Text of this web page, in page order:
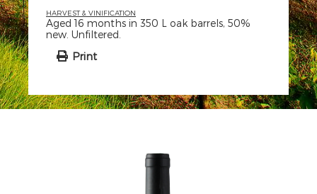
HARVEST & VINIFICATION
Aged 16 months in 350 L oak barrels, 50%
new. Unfiltered.
Print